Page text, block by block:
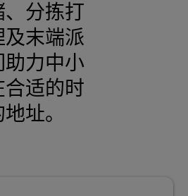
分拣打
末端派
力中小
适的时
址。